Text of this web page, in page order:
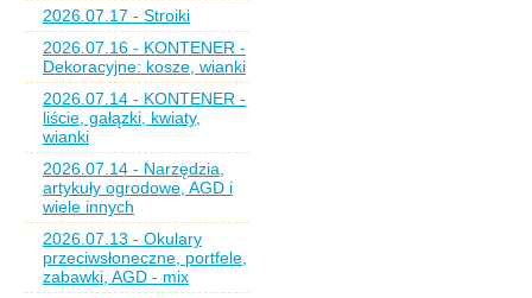
2026.07.17 - Stroiki
2026.07.16 - KONTENER -
Dekoracyjne: kosze, wianki
2026.07.14 - KONTENER -
liście, gałązki, kwiaty,
wianki
2026.07.14 - Narzędzia,
artykuły ogrodowe, AGD i
wiele innych
2026.07.13 - Okulary
przeciwsłoneczne, portfele,
zabawki, AGD - mix